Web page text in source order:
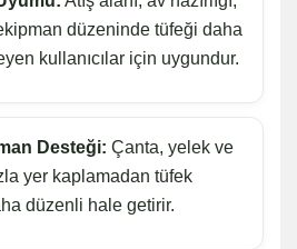
düzeninde tüfeği daha
kullanıcılar için uygundur.
Desteği: Çanta, yelek ve
yer kaplamadan tüfek
düzenli hale getirir.